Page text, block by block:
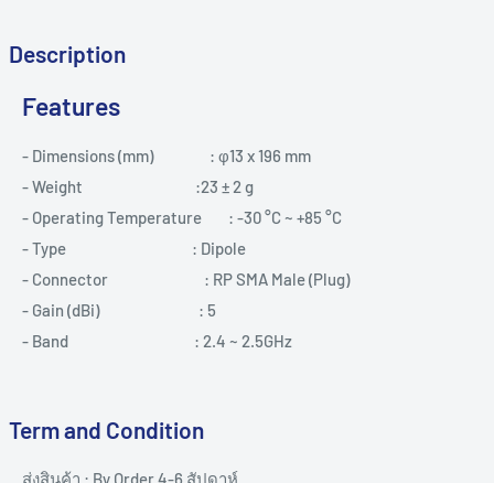
Description
Features
- Dimensions (mm)
: φ13 x 196 mm
- Weight
:23 ± 2 g
- Operating Temperature
: -30 °C ~ +85 °C
- Type
: Dipole
- Connector
: RP SMA Male (Plug)
- Gain (dBi)
: 5
- Band
: 2.4 ~ 2.5GHz
Term and Condition
ส่งสินค้า : By Order 4-6 สัปดาห์